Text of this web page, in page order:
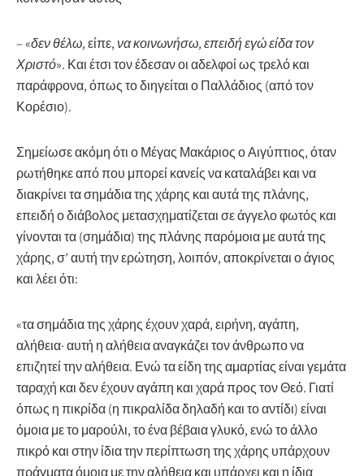
– «δεν θέλω,είπε,να κοινωνήσω, επειδή εγώ είδα τον
Χριστό». Και έτσι τον έδεσαν οι αδελφοί ως τρελό και
παράφρονα, όπως το διηγείται ο Παλλάδιος (από τον
Κορέσιο).
Σημείωσε ακόμη ότι ο Μέγας Μακάριος ο Αιγύπτιος, όταν
ρωτήθηκε από που μπορεί κανείς να καταλάβει και να
διακρίνει τα σημάδια της χάρης και αυτά της πλάνης,
επειδή ο διάβολος μετασχηματίζεται σε άγγελο φωτός και
γίνονται τα (σημάδια) της πλάνης παρόμοια με αυτά της
χάρης, σ’ αυτή την ερώτηση, λοιπόν, αποκρίνεται ο άγιος
και λέει ότι:
«τα σημάδια της χάρης έχουν χαρά, ειρήνη, αγάπη,
αλήθεια· αυτή η αλήθεια αναγκάζει τον άνθρωπο να
επιζητεί την αλήθεια. Ενώ τα είδη της αμαρτίας είναι γεμάτα
ταραχή και δεν έχουν αγάπη και χαρά προς τον Θεό. Γιατί
όπως η πικρίδα (η πικραλίδα δηλαδή και το αντίδι) είναι
όμοια με το μαρούλι, το ένα βέβαια γλυκό, ενώ το άλλο
πικρό και στην ίδια την περίπτωση της χάρης υπάρχουν
πράγματα όμοια με την αλήθεια και υπάρχει και η ίδια